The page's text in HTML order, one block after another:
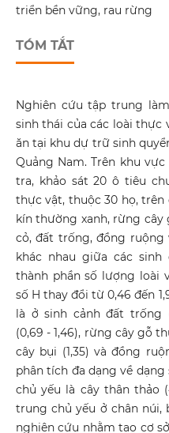
triển bền vững, rau rừng
TÓM TẮT
Nghiên cứu tập trung
sinh thái của các loài thực
ăn tại khu dự trữ sinh
Quảng Nam. Trên khu
tra, khảo sát 20 ô tiêu
thực vật, thuộc 30 họ, trên
kín thường xanh, rừng
cỏ, đất trống, đồng ruộng
khác nhau giữa các sinh
thành phần số lượng loài
số H thay đổi từ 0,46 đến
là ở sinh cảnh đất trống
(0,69 - 1,46), rừng cây gỗ
cây bụi (1,35) và đồng
phân tích đa dạng về
chủ yếu là cây thân thảo
trung chủ yếu ở chân núi,
nghiên cứu nhằm tạo cơ